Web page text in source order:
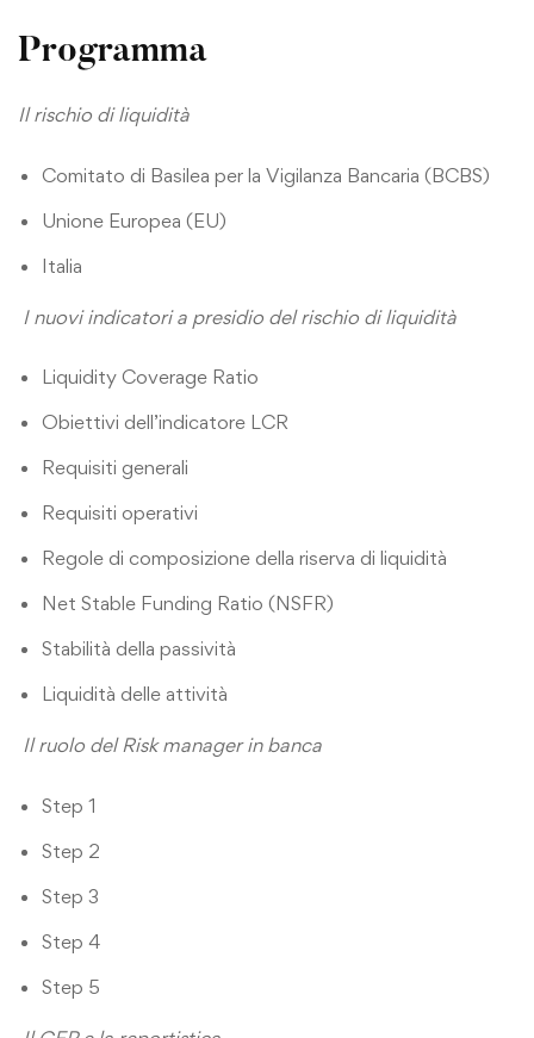
Programma
Il rischio di liquidità
Comitato di Basilea per la Vigilanza Bancaria (BCBS)
Unione Europea (EU)
Italia
I nuovi indicatori a presidio del rischio di liquidità
Liquidity Coverage Ratio
Obiettivi dell’indicatore LCR
Requisiti generali
Requisiti operativi
Regole di composizione della riserva di liquidità
Net Stable Funding Ratio (NSFR)
Stabilità della passività
Liquidità delle attività
Il ruolo del Risk manager in banca
Step 1
Step 2
Step 3
Step 4
Step 5